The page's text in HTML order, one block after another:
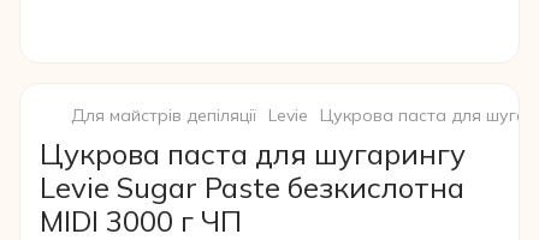
Для майстрів депіляції Levie Цукрова паста для
Цукрова паста для шугарингу
Levie Sugar Paste безкислотна
MIDI 3000 г ЧП